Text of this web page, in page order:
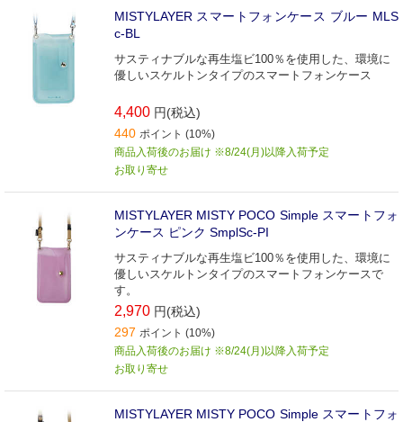
MISTYLAYER スマートフォンケース ブルー MLS
c-BL
サスティナブルな再生塩ビ100％を使用した、環境に
優しいスケルトンタイプのスマートフォンケース
4,400 円(税込)
440 ポイント (10%)
商品入荷後のお届け ※8/24(月)以降入荷予定
お取り寄せ
MISTYLAYER MISTY POCO Simple スマートフォ
ンケース ピンク SmplSc-PI
サスティナブルな再生塩ビ100％を使用した、環境に
優しいスケルトンタイプのスマートフォンケースで
す。
2,970 円(税込)
297 ポイント (10%)
商品入荷後のお届け ※8/24(月)以降入荷予定
お取り寄せ
MISTYLAYER MISTY POCO Simple スマートフォ